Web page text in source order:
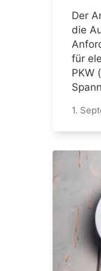
Der
die
für
PKW
1.